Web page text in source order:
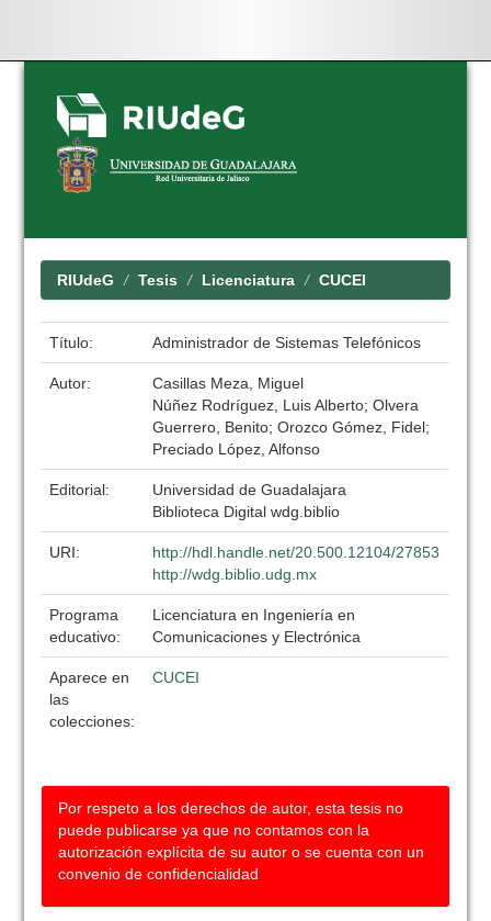
Skip
navigation
RIUdeG Tesis Licenciatura CUCEI
Título: Administrador de Sistemas Telefónicos
Autor:
Casillas Meza, Miguel
Núñez Rodríguez, Luis Alberto; Olvera
Guerrero, Benito; Orozco Gómez, Fidel;
Preciado López, Alfonso
Editorial:
Universidad de Guadalajara
Biblioteca Digital wdg.biblio
URI:
http://hdl.handle.net/20.500.12104/27853
http://wdg.biblio.udg.mx
Programa
educativo:
Licenciatura en Ingeniería en
Comunicaciones y Electrónica
Aparece en
las
colecciones:
CUCEI
Por respeto a los derechos de autor, esta tesis no
puede publicarse ya que no contamos con la
autorización explícita de su autor o se cuenta con un
convenio de confidencialidad